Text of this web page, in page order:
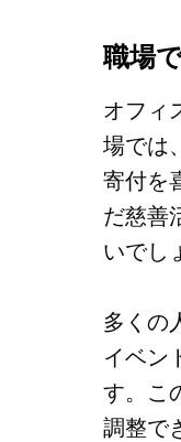
職場
オフィ
場では
寄付を
だ慈善
いでし
多くの
イベン
す。こ
調整で